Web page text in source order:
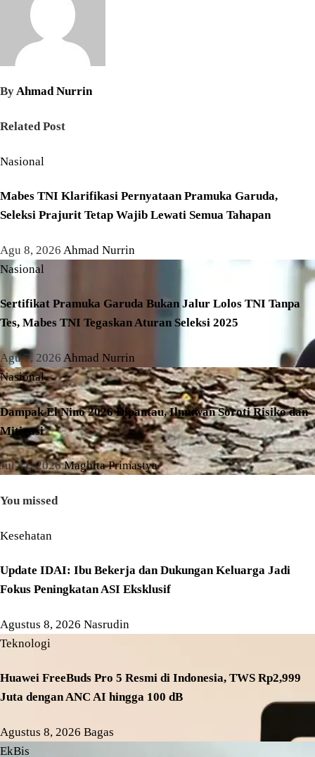
ByAhmad Nurrin
Related Post
Nasional
Mabes TNI Klarifikasi Pernyataan Pramuka Garuda,
Seleksi Prajurit Tetap Wajib Lewati Semua Tahapan
Agu 8, 2026 Ahmad Nurrin
Nasional
Sertifikat Pramuka Garuda Bukan Jalur Lolos TNI Tanpa
Tes, Mabes TNI Tegaskan Aturan Seleksi 2025
Agu 7, 2026 Ahmad Nurrin
Nasional
Dampak El Nino 2026 Dipantau, Ilmuwan Soroti Risiko dan
Mitigasi
Jul 31, 2026Maghita Primastya
You missed
Kesehatan
Update IDAI: Ibu Bekerja dan Dukungan Keluarga Jadi
Fokus Peningkatan ASI Eksklusif
Agustus 8, 2026 Nasrudin
Teknologi
Huawei FreeBuds Pro 5 Resmi di Indonesia, TWS Rp2,999
Juta dengan ANC AI hingga 100 dB
Agustus 8, 2026 Bagas
EkBis